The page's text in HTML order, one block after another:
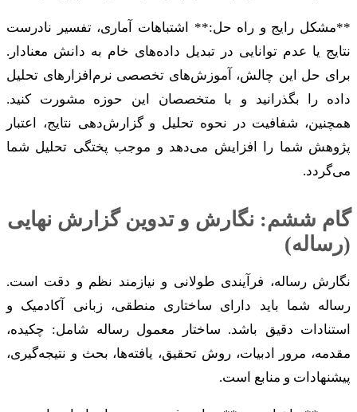
**مشکل رایج و راه حل:** اشتباهات آماری، تفسیر نادرست
نتایج یا عدم توانایی در تبدیل داده‌های خام به دانش معنادار.
برای حل این چالش، آموزش‌های تخصصی نرم‌افزارهای تحلیل
داده را بگذرانید و با متخصصان این حوزه مشورت کنید.
همچنین، شفافیت در نحوه تحلیل و گزارش‌دهی نتایج، اعتبار
پژوهش شما را افزایش می‌دهد و موجب پختگی تحلیل شما
می‌گردد.
گام ششم: نگارش و تدوین گزارش نهایی
(رساله)
نگارش رساله، فرآیندی طولانی و نیازمند نظم و دقت است.
رساله شما باید دارای ساختاری منطقی، زبانی آکادمیک و
استنادات دقیق باشد. ساختار معمول رساله شامل: چکیده،
مقدمه، مرور ادبیات، روش تحقیق، یافته‌ها، بحث و نتیجه‌گیری،
پیشنهادات و منابع است.